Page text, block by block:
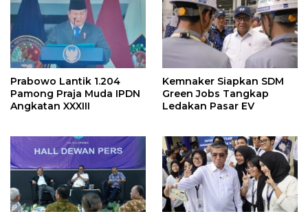
Prabowo Lantik 1.204
Pamong Praja Muda IPDN
Angkatan XXXIII
Kemnaker Siapkan SDM
Green Jobs Tangkap
Ledakan Pasar EV